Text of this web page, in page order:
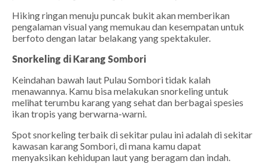
Hiking ringan menuju puncak bukit akan memberikan
pengalaman visual yang memukau dan kesempatan untuk
berfoto dengan latar belakang yang spektakuler.
Snorkeling di Karang Sombori
Keindahan bawah laut Pulau Sombori tidak kalah
menawannya. Kamu bisa melakukan snorkeling untuk
melihat terumbu karang yang sehat dan berbagai spesies
ikan tropis yang berwarna-warni.
Spot snorkeling terbaik di sekitar pulau ini adalah di sekitar
kawasan karang Sombori, di mana kamu dapat
menyaksikan kehidupan laut yang beragam dan indah.